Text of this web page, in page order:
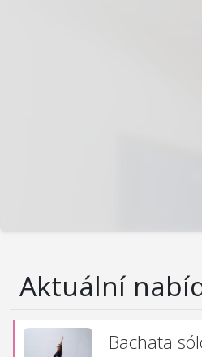
Aktuální
Bachata